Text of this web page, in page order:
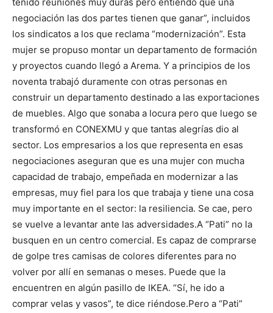
tenido reuniones muy duras pero entiendo que una
negociación las dos partes tienen que ganar”, incluidos
los sindicatos a los que reclama “modernización”. Esta
mujer se propuso montar un departamento de formación
y proyectos cuando llegó a Arema. Y a principios de los
noventa trabajó duramente con otras personas en
construir un departamento destinado a las exportaciones
de muebles. Algo que sonaba a locura pero que luego se
transformó en CONEXMU y que tantas alegrías dio al
sector. Los empresarios a los que representa en esas
negociaciones aseguran que es una mujer con mucha
capacidad de trabajo, empeñada en modernizar a las
empresas, muy fiel para los que trabaja y tiene una cosa
muy importante en el sector: la resiliencia. Se cae, pero
se vuelve a levantar ante las adversidades.A “Pati” no la
busquen en un centro comercial. Es capaz de comprarse
de golpe tres camisas de colores diferentes para no
volver por allí en semanas o meses. Puede que la
encuentren en algún pasillo de IKEA. “Sí, he ido a
comprar velas y vasos”, te dice riéndose.Pero a “Pati”